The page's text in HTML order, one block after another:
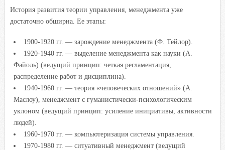
История развития теории управления, менеджмента уже
достаточно обширна. Ее этапы:
1900-1920 гг. — зарождение менеджмента (Ф. Тейлор).
1920-1940 гг. — выделение менеджмента как науки (А.
Файоль) (ведущий принцип: четкая регламентация,
распределение работ и дисциплина).
1940-1960 гг. — теория «человеческих отношений» (А.
Маслоу), менеджмент с гуманистически-психологическим
уклоном (ведущий принцип: усиление инициативы, активности
людей).
1960-1970 гг. — компьютеризация системы управления.
1970-1980 гг. — ситуативный менеджмент (ведущий